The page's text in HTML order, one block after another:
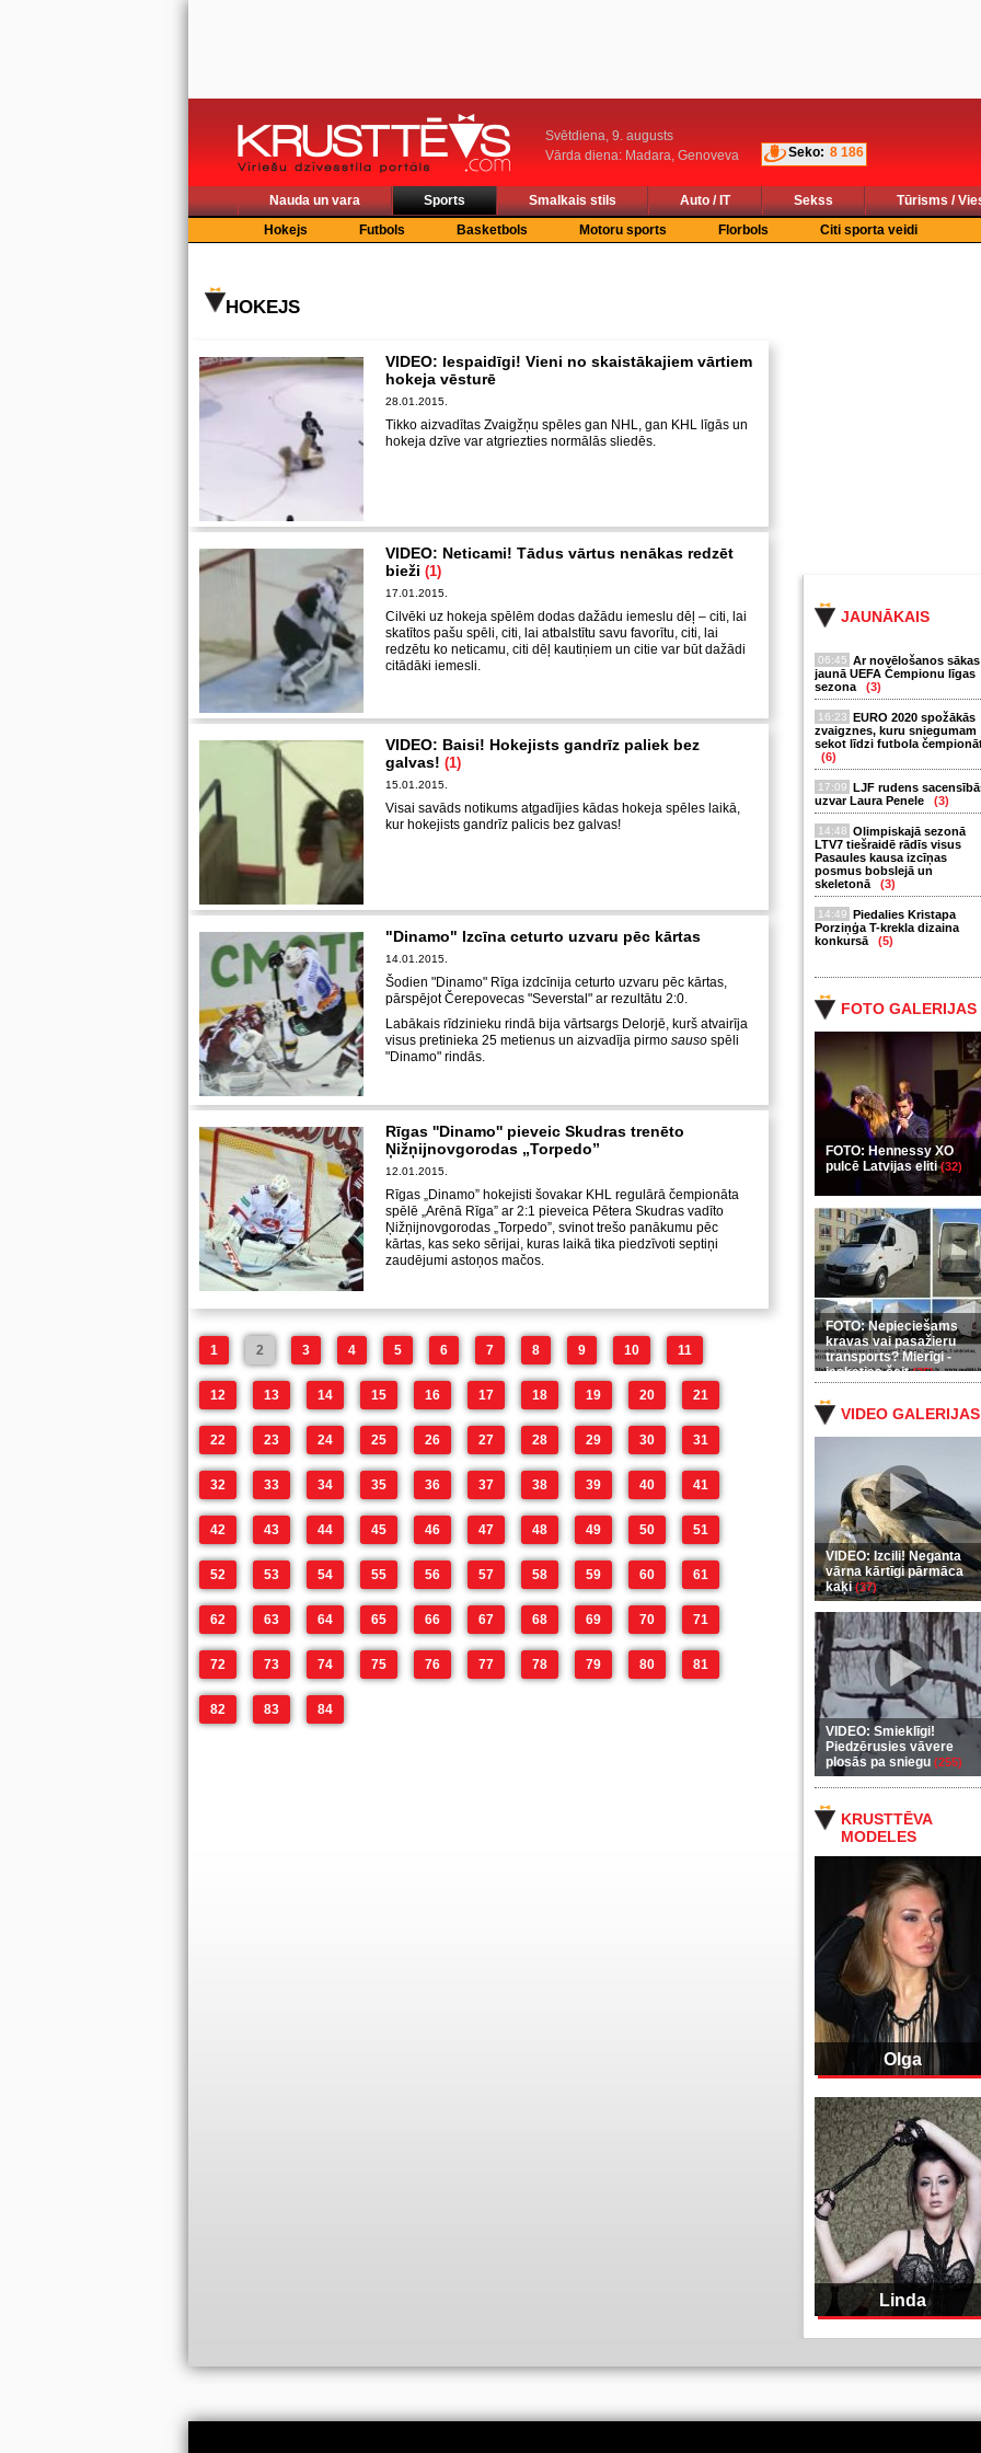
Svētdiena, 9. augusts
Vārda diena: Madara, Genoveva
Seko: 8 186
Nauda un vara Sports Smalkais stils Auto / IT Sekss
Tūrisms /
Hokejs
Futbols Basketbols Motoru sports Florbols Citi sporta veidi
JAUNĀKAIS
06:45 Ar novēlošanos sākas
jaunā UEFA Čempionu līgas
sezona
(3)
16:23 EURO 2020 spožākās
zvaigznes, kuru sniegumam
sekot līdzi futbola
(6)
17:09 LJF rudens
uzvar Laura Penele
(3)
14:48 Olimpiskajā sezonā
LTV7 tiešraidē rādīs visus
Pasaules kausa izcīņas
posmus bobslejā un
skeletonā
(3)
14:49 Piedalies Kristapa
Porziņģa T-krekla dizaina
konkursā
(5)
FOTO GALERIJAS
FOTO: Hennessy XO
pulcē Latvijas eliti(32)
FOTO: Nepieciešams
kravas vai pasažieru
transports? Mierīgi -
ieskaties šeit(35)
VIDEO GALERIJAS
VIDEO: Izcili! Neganta
vārna kārtīgi pārmāca
kaķi(37)
VIDEO: Smieklīgi!
Piedzērusies vāvere
plosās pa sniegu (255)
KRUSTTĒVA
MODELES
Olga
Linda
HOKEJS
VIDEO: Iespaidīgi! Vieni no skaistākajiem vārtiem
hokeja vēsturē
28.01.2015.
Tikko aizvadītas Zvaigžņu spēles gan NHL, gan KHL līgās un
hokeja dzīve var atgriezties normālās sliedēs.
VIDEO: Neticami! Tādus vārtus nenākas redzēt
bieži (1)
17.01.2015.
Cilvēki uz hokeja spēlēm dodas dažādu iemeslu dēļ – citi, lai
skatītos pašu spēli, citi, lai atbalstītu savu favorītu, citi, lai
redzētu ko neticamu, citi dēļ kautiņiem un citie var būt dažādi
citādāki iemesli.
VIDEO: Baisi! Hokejists gandrīz paliek bez
galvas! (1)
15.01.2015.
Visai savāds notikums atgadījies kādas hokeja spēles laikā,
kur hokejists gandrīz palicis bez galvas!
"Dinamo" Izcīna ceturto uzvaru pēc kārtas
14.01.2015.
Šodien "Dinamo" Rīga izdcīnija ceturto uzvaru pēc kārtas,
pārspējot Čerepovecas "Severstal" ar rezultātu 2:0.
Labākais rīdzinieku rindā bija vārtsargs Delorjē, kurš atvairīja
visus pretinieka 25 metienus un aizvadīja pirmo sauso spēli
"Dinamo" rindās.
Rīgas ''Dinamo'' pieveic Skudras trenēto
Ņižņijnovgorodas „Torpedo”
12.01.2015.
Rīgas „Dinamo” hokejisti šovakar KHL regulārā čempionāta
spēlē „Arēnā Rīga” ar 2:1 pieveica Pētera Skudras vadīto
Ņižņijnovgorodas „Torpedo”, svinot trešo panākumu pēc
kārtas, kas seko sērijai, kuras laikā tika piedzīvoti septiņi
zaudējumi astoņos mačos.
1 2 3 4 5 6 7 8 9 10 11
12 13 14 15 16 17 18 19 20 21
22 23 24 25 26 27 28 29 30 31
32 33 34 35 36 37 38 39 40 41
42 43 44 45 46 47 48 49 50 51
52 53 54 55 56 57 58 59 60 61
62 63 64 65 66 67 68 69 70 71
72 73 74 75 76 77 78 79 80 81
82 83 84